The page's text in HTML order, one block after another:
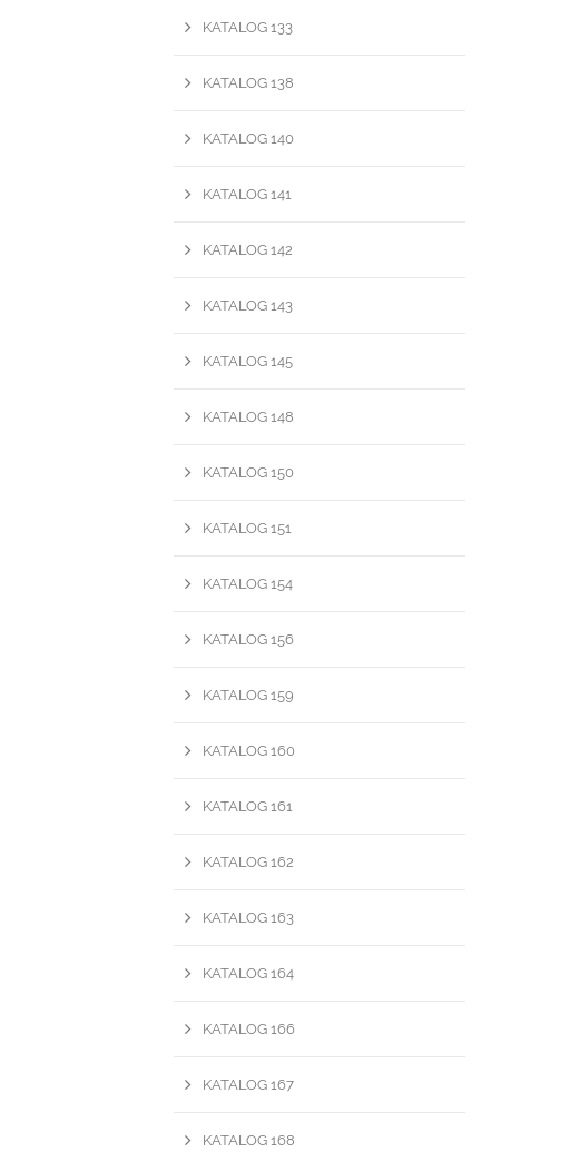
KATALOG 133
KATALOG 138
KATALOG 140
KATALOG 141
KATALOG 142
KATALOG 143
KATALOG 145
KATALOG 148
KATALOG 150
KATALOG 151
KATALOG 154
KATALOG 156
KATALOG 159
KATALOG 160
KATALOG 161
KATALOG 162
KATALOG 163
KATALOG 164
KATALOG 166
KATALOG 167
KATALOG 168